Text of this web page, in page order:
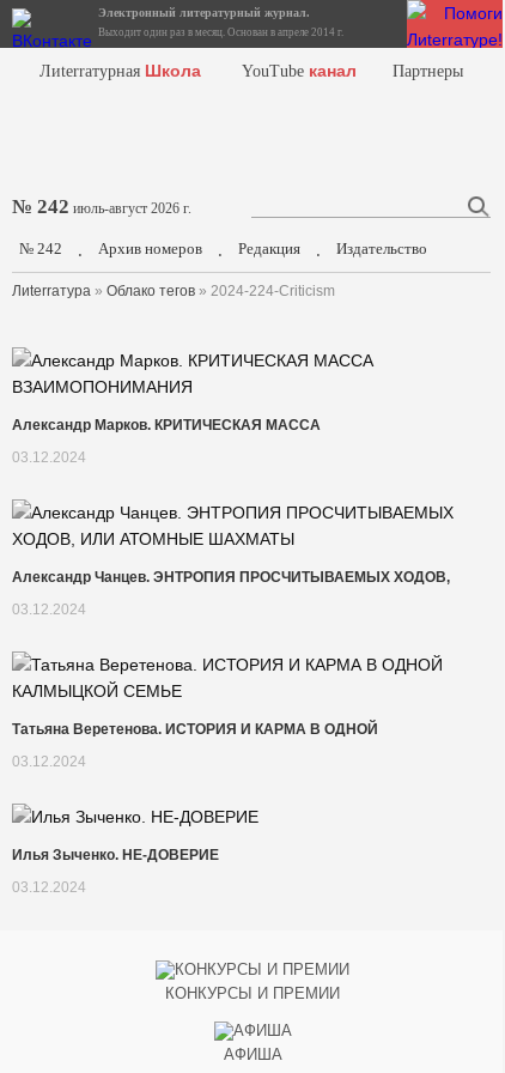
Электронный литературный журнал.
Выходит один раз в месяц. Основан в апреле 2014 г.
Лиterraтурная Школа YouTube канал Партнеры
№ 242 июль-август 2026 г.
№ 242 . Архив номеров . Редакция . Издательство
Лиterraтура » Облако тегов » 2024-224-Criticism
Александр Марков. КРИТИЧЕСКАЯ МАССА
03.12.2024
Александр Чанцев. ЭНТРОПИЯ ПРОСЧИТЫВАЕМЫХ ХОДОВ,
03.12.2024
Татьяна Веретенова. ИСТОРИЯ И КАРМА В ОДНОЙ
03.12.2024
Илья Зыченко. НЕ-ДОВЕРИЕ
03.12.2024
КОНКУРСЫ И ПРЕМИИ
АФИША